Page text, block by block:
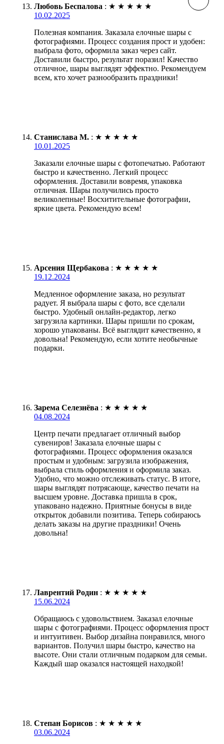
Любовь Беспалова : ★ ★ ★ ★ ★
10.02.2025
Полезная компания. Заказала елочные шары с
фотографиями. Процесс создания прост и удобен:
выбрала фото, оформила заказ через сайт.
Доставили быстро, результат поразил! Качество
отличное, шары выглядят эффектно. Рекомендуем
всем, кто хочет разнообразить праздники!
Станислава М. : ★ ★ ★ ★ ★
10.01.2025
Заказали елочные шары с фотопечатью. Работают
быстро и качественно. Легкий процесс
оформления. Доставили вовремя, упаковка
отличная. Шары получились просто
великолепные! Восхитительные фотографии,
яркие цвета. Рекомендую всем!
Арсения Щербакова : ★ ★ ★ ★ ★
19.12.2024
Медленное оформление заказа, но результат
радует. Я выбрала шары с фото, все сделали
быстро. Удобный онлайн-редактор, легко
загрузила картинки. Шары пришли по срокам,
хорошо упакованы. Всё выглядит качественно, я
довольна! Рекомендую, если хотите необычные
подарки.
Зарема Селезнёва : ★ ★ ★ ★ ★
04.08.2024
Центр печати предлагает отличный выбор
сувениров! Заказала елочные шары с
фотографиями. Процесс оформления оказался
простым и удобным: загрузила изображения,
выбрала стиль оформления и оформила заказ.
Удобно, что можно отслеживать статус. В итоге,
шары выглядят потрясающе, качество печати на
высшем уровне. Доставка пришла в срок,
упаковано надежно. Приятные бонусы в виде
открыток добавили позитива. Теперь собираюсь
делать заказы на другие праздники! Очень
довольна!
Лаврентий Родин : ★ ★ ★ ★ ★
15.06.2024
Обращаюсь с удовольствием. Заказал елочные
шары с фотографиями. Процесс оформления прост
и интуитивен. Выбор дизайна понравился, много
вариантов. Получил шары быстро, качество на
высоте. Они стали отличным подарком для семьи.
Каждый шар оказался настоящей находкой!
Степан Борисов : ★ ★ ★ ★ ★
03.06.2024